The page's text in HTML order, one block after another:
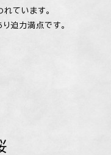
ています。
迫力満点です。